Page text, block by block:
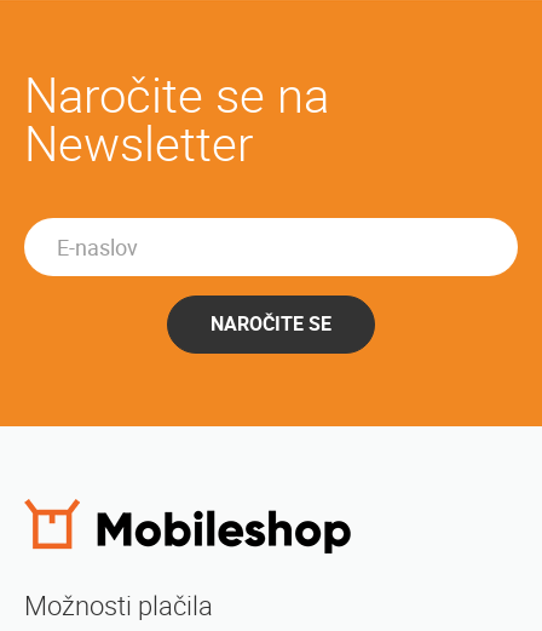
Naročite se na
Newsletter
NAROČITE SE
Možnosti plačila